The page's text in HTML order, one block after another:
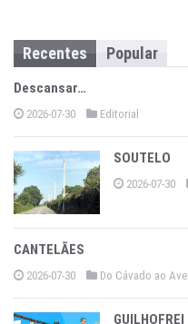
Recentes Popular
Descansar…
2026-07-30 Editorial
SOUTELO
2026-07-30
CANTELÃES
2026-07-30 Do Cávado ao Ave
GUILHOFREI